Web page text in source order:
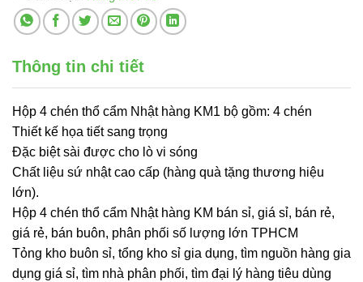
Thông tin chi tiết
Hộp 4 chén thổ cẩm Nhật hàng KM1 bộ gồm: 4 chén
Thiết kế họa tiết sang trọng
Đặc biệt sài được cho lò vi sóng
Chất liệu sứ nhật cao cấp (hàng quà tặng thương hiệu
lớn).
Hộp 4 chén thổ cẩm Nhật hàng KM bán sỉ, giá sỉ, bán rẻ,
giá rẻ, bán buôn, phân phối số lượng lớn TPHCM
Tỏng kho buôn sỉ, tổng kho sỉ gia dụng, tìm nguồn hàng gia
dụng giá sỉ, tìm nhà phân phối, tìm đại lý hàng tiêu dùng